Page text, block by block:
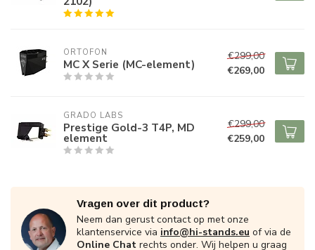
ORTOFON
MC X Serie (MC-element)
€299,00
€269,00
GRADO LABS
Prestige Gold-3 T4P, MD
element
€299,00
€259,00
Vragen over dit product?
Neem dan gerust contact op met onze
klantenservice via info@hi-stands.eu of via de
Online Chat rechts onder. Wij helpen u graag